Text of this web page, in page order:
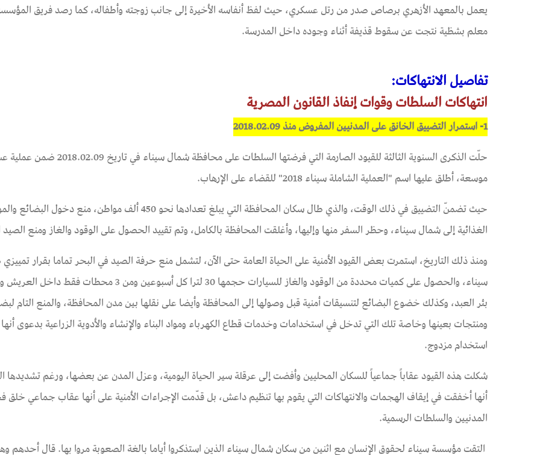
يعمل بالمعهد الأزهري برصاص صدر من رتل عسكري، حيث لفظ أنفاسه الأخيرة إلى جانب زوجته وأطفاله، كما رصد فريق
معلم بشظية نتجت عن سقوط قذيفة أثناء وجوده داخل المدرسة.
تفاصيل الانتهاكات:
انتهاكات السلطات وقوات إنفاذ القانون المصرية
1- استمرار التضييق الخانق على المدنيين المفروض منذ 2018.02.09
حلّت الذكرى السنوية الثالثة للقيود الصارمة التي فرضتها السلطات على محافظة شمال
موسعة، أطلق عليها اسم "العملية الشاملة سيناء 2018" للقضاء على الإرهاب.
حيث تضمنّ التضييق في ذلك الوقت، والذي طال سكان المحافظة التي يبلغ تعدادها نحو 450 ألف مواطن، منع دخول
الغذائية إلى شمال سيناء، وحظر السفر منها وإليها، وأغلقت المحافظة بالكامل، وتم تقييد الحصول على الوقود والغاز ومنع
ومنذ ذلك التاريخ، استمرت بعض القيود الأمنية على الحياة العامة حتى الآن، لتشمل منع حرفة الصيد في البحر تماما بقرار
سيناء، والحصول على كميات محددة من الوقود والغاز للسيارات حجمها 30 لترا كل أسبوعين ومن
بئر العبد، وكذلك خضوع البضائع لتنسيقات أمنية قبل وصولها إلى المحافظة وأيضا على نقلها بين مدن المحافظة، والمنع التام
ومنتجات بعينها وخاصة تلك التي تدخل في استخدامات وخدمات قطاع الكهرباء ومواد البناء والإنشاء والأدوية الزراعية بدعوى
استخدام مزدوج.
شكلت هذه القيود عقاباً جماعياً للسكان المحليين وأفضت إلى عرقلة سير الحياة اليومية، وعزل المدن عن بعضها، ورغم تشديدها
أنها أخفقت في إيقاف الهجمات والانتهاكات التي يقوم بها تنظيم داعش، بل قدّمت الإجراءات الأمنية على أنها عقاب جماعي خلق
المدنيين والسلطات الرسمية.
التقت مؤسسة سيناء لحقوق الإنسان مع اثنين من سكان شمال سيناء الذين استذكروا أياما بالغة الصعوبة مروا بها. قال أحدهم